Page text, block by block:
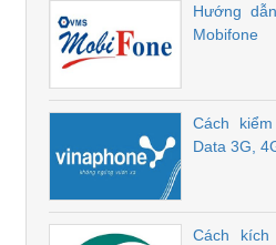
Hướng
Mobifone
Cách
Data 3G,
Cách